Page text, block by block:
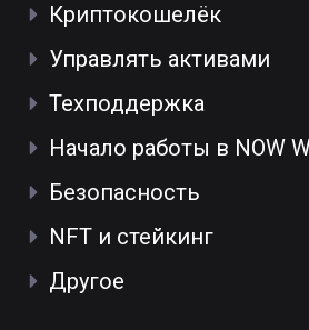
Криптокошелёк
Управлять активами
Техподдержка
Начало работы в NOW
Безопасность
NFT и стейкинг
Другое